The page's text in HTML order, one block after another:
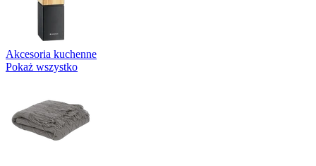
Akcesoria kuchenne
Pokaż wszystko